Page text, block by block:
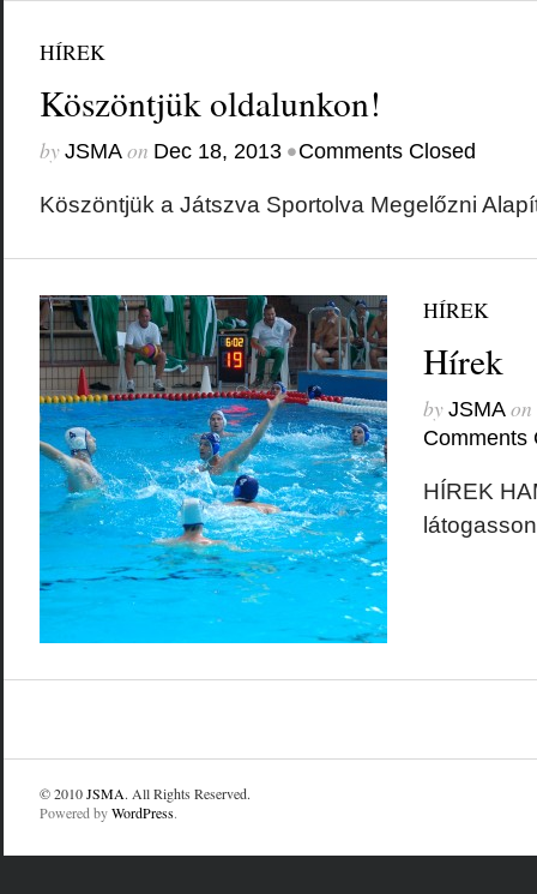
HÍREK
Köszöntjük oldalunkon!
by JSMAon Dec 18, 2013 •Comments Closed
Köszöntjük a Játszva Sportolva Megelőzni
HÍREK
Hírek
by JSMAon
Comments
HÍREK
© 2010JSMA. All Rights Reserved.
Powered byWordPress.